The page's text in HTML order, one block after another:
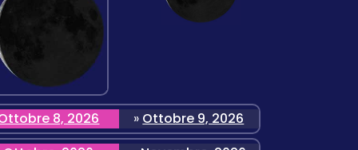
8, 2026 » Ottobre 9, 2026